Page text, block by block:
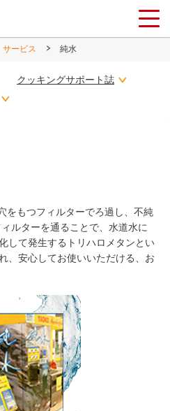
サービス 純水
クッキングサポート誌
をもつフィルターでろ過し、不純
ルターを通ることで、水道水に
して発生するトリハロメタンとい
、安心してお使いいただける、お